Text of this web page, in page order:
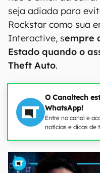
seja adiada para
Rockstar como sua
Interactive, sempre
Estado quando o
Theft Auto.
O Canaltech
WhatsApp!
Entre no canal e
notícias e dicas de